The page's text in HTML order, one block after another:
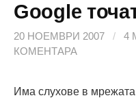
Google
20 НОЕМВРИ 2007 / 4
КОМЕНТАРА
Има слухове в